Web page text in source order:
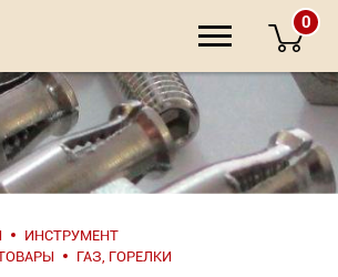
0
ИНСТРУМЕНТ
ГАЗ, ГОРЕЛКИ